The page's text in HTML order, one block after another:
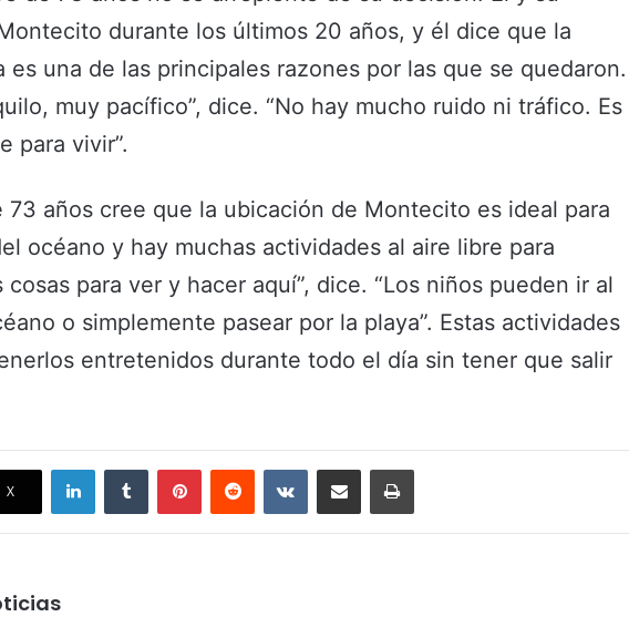
durante los últimos 20 años, y él dice que la
una de las principales razones por las que se quedaron.
muy pacífico”, dice. “No hay mucho ruido ni tráfico. Es
para vivir”.
73 años cree que la ubicación de Montecito es ideal para
océano y hay muchas actividades al aire libre para
cosas para ver y hacer aquí”, dice. “Los niños pueden ir al
o simplemente pasear por la playa”. Estas actividades
entretenidos durante todo el día sin tener que salir
X